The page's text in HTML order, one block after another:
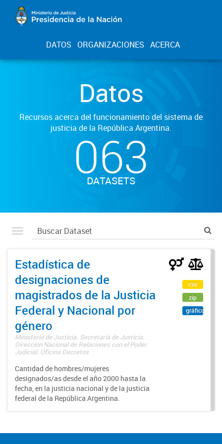
DATOS ORGANIZACIONES ACERCA
Datos
Recursos acerca del funcionamiento del sistema de
justicia de la República Argentina.
063
DATASETS
Estadística de
designaciones de
magistrados de la Justicia
Federal y Nacional por
género
Ministerio de Justicia. Secretaría de Justicia.
Dirección Nacional de Relaciones con el Poder
Judicial. Oficina Decretos
Cantidad de hombres/mujeres
designados/as desde el año 2000 hasta la
fecha, en la justicia nacional y de la justicia
federal de la República Argentina.
csv
zip
gráfico